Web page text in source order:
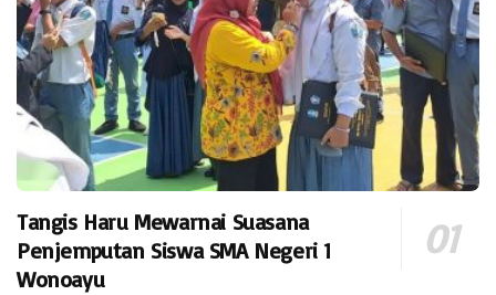
Tangis Haru Mewarnai Suasana
Penjemputan Siswa SMA Negeri 1
Wonoayu